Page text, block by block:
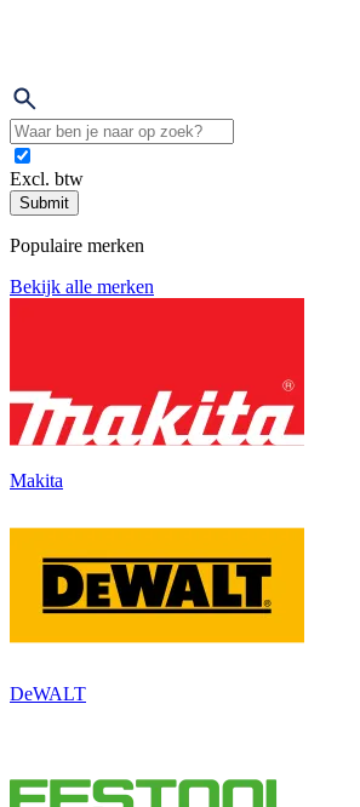
Excl. btw
Submit
Populaire merken
Bekijk alle merken
Makita
DeWALT